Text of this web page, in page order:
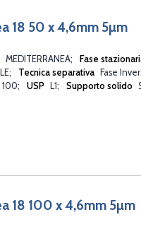
18 50 x 4,6mm 5µm
MEDITERRANEA Fase
Tecnica separativa
Fase
100 USP L1 Supporto solido
18 100 x 4,6mm 5µm